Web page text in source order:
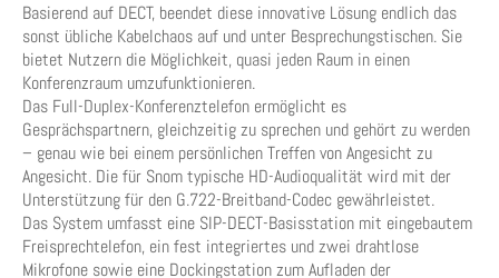
Basierend auf DECT, beendet diese innovative Lösung endlich das
sonst übliche Kabelchaos auf und unter Besprechungstischen. Sie
bietet Nutzern die Möglichkeit, quasi jeden Raum in einen
Konferenzraum umzufunktionieren.
Das Full-Duplex-Konferenztelefon ermöglicht es
Gesprächspartnern, gleichzeitig zu sprechen und gehört zu werden
– genau wie bei einem persönlichen Treffen von Angesicht zu
Angesicht. Die für Snom typische HD-Audioqualität wird mit der
Unterstützung für den G.722-Breitband-Codec gewährleistet.
Das System umfasst eine SIP-DECT-Basisstation mit eingebautem
Freisprechtelefon, ein fest integriertes und zwei drahtlose
Mikrofone sowie eine Dockingstation zum Aufladen der